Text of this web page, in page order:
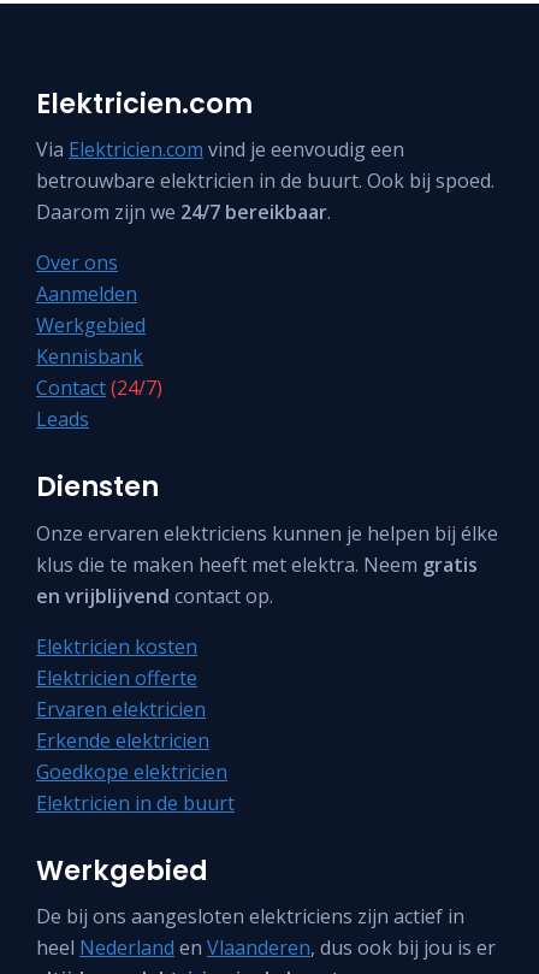
Elektricien.com
Via Elektricien.com vind je eenvoudig een
betrouwbare elektricien in de buurt. Ook bij spoed.
Daarom zijn we 24/7 bereikbaar.
Over ons
Aanmelden
Werkgebied
Kennisbank
Contact(24/7)
Leads
Diensten
Onze ervaren elektriciens kunnen je helpen bij élke
klus die te maken heeft met elektra. Neem gratis
en vrijblijvend contact op.
Elektricien kosten
Elektricien offerte
Ervaren elektricien
Erkende elektricien
Goedkope elektricien
Elektricien in de buurt
Werkgebied
De bij ons aangesloten elektriciens zijn actief in
heel Nederland en Vlaanderen, dus ook bij jou is er